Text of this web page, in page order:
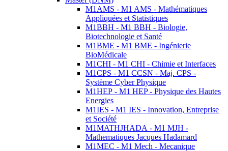
M1AMS - M1 AMS - Mathématiques
Appliquées et Statistiques
M1BBH - M1 BBH - Biologie,
Biotechnologie et Santé
M1BME - M1 BME - Ingénierie
BioMédicale
M1CHI - M1 CHI - Chimie et Interfaces
M1CPS - M1 CCSN - Maj. CPS -
Système Cyber Physique
M1HEP - M1 HEP - Physique des Hautes
Energies
M1IES - M1 IES - Innovation, Entreprise
et Société
M1MATHJHADA - M1 MJH -
Mathematiques Jacques Hadamard
M1MEC - M1 Mech - Mecanique